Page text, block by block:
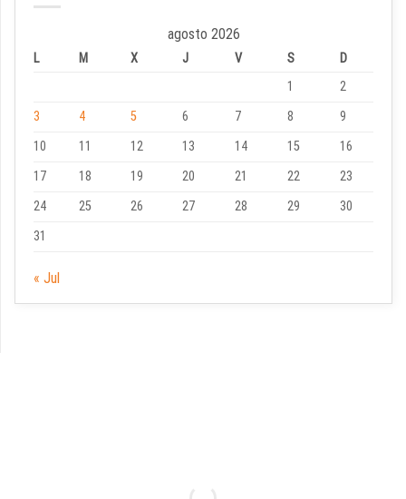
agosto 2026
L M X J V S
D
1
2
3
4 5 6 7 8
9
10
11 12 13 14 15
16
17
18 19 20 21 22
23
24
25 26 27 28 29
30
31
« Jul